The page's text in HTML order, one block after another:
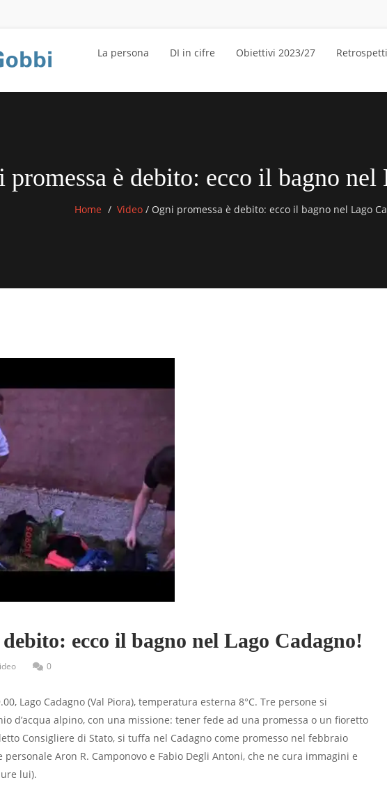
La persona DI in cifre Obiettivi 2023/27
promessa è debito: ecco il bagno nel
Home Video /Ogni promessa è debito: ecco il bagno nel Lago
ecco il bagno nel Lago Cadagno!
0
Lago Cadagno (Val Piora), temperatura esterna 8°C. Tre persone si
d’acqua alpino, con una missione: tener fede ad una promessa o un fioretto
Consigliere di Stato, si tuffa nel Cadagno come promesso nel febbraio
Aron R. Camponovo e Fabio Degli Antoni, che ne cura immagini e
lui).